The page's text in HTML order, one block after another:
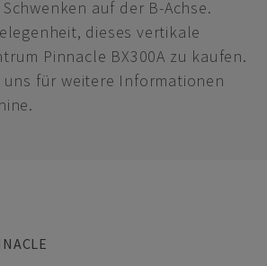
auf der B-Achse.
dieses vertikale
Pinnacle BX300A zu kaufen.
uns für weitere Informationen